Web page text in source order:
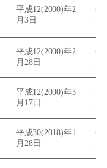
平成12(2000)年2
月3日
令
平成12(2000)年2
月28日
令
平成12(2000)年3
月17日
令
平成30(2018)年1
月28日
令